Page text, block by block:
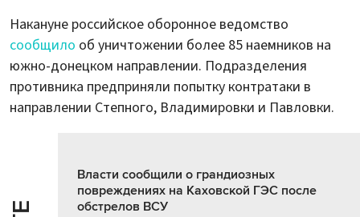
Накануне российское оборонное ведомство
сообщило об уничтожении более 85 наемников на
южно-донецком направлении. Подразделения
противника предприняли попытку контратаки в
направлении Степного, Владимировки и Павловки.
Власти сообщили о грандиозных
повреждениях на Каховской ГЭС после
обстрелов ВСУ